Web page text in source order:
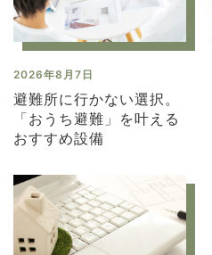
2026年8月7日
避難所に行かない選択。
「おうち避難」を叶える
おすすめ設備